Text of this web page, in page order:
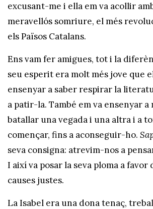
excusant-me i ella em va acollir
meravellós somriure, el més
els Països Catalans.
Ens vam fer amigues, tot i la
seu esperit era molt més jove que
ensenyar a saber respirar la
a patir-la. També em va ensenyar
batallar una vegada i una altra i a
començar, fins a aconseguir-ho.
seva consigna: atrevim-nos a
I així va posar la seva ploma a favor
causes justes.
La Isabel era una dona tenaç,